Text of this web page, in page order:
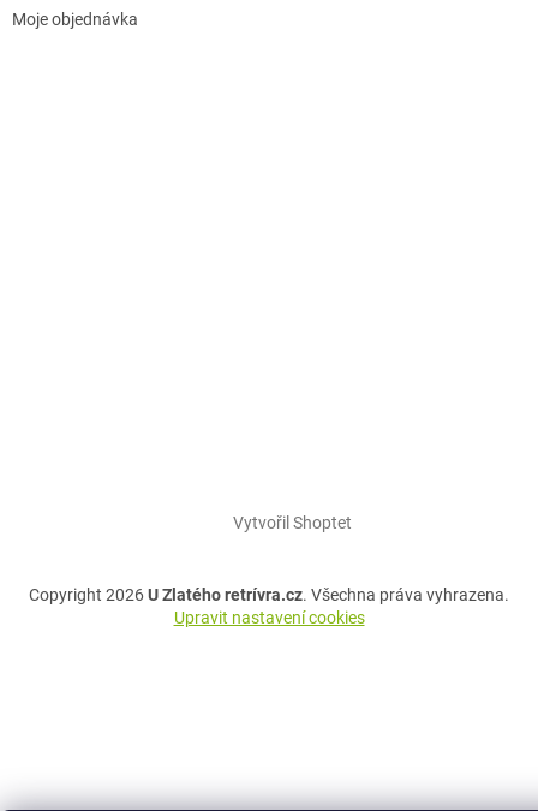
Moje objednávka
Vytvořil Shoptet
Copyright 2026U Zlatého retrívra.cz. Všechna práva vyhrazena.
Upravit nastavení cookies